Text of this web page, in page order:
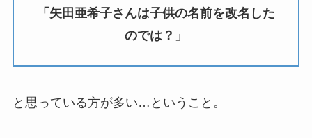
「矢田亜希子さんは子供の名前を改名した
のでは？」
と思っている方が多い…ということ。